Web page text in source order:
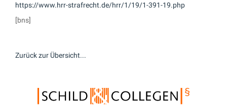
https://www.hrr-strafrecht.de/hrr/1/19/1-391-19.php
[bns]
Zurück zur Übersicht...